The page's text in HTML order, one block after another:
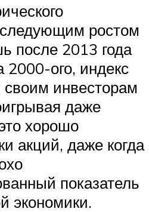
ростом
после 2013 года
ого, индекс
своим инвесторам
даже
хорошо
акций, даже когда
показатель
экономики.